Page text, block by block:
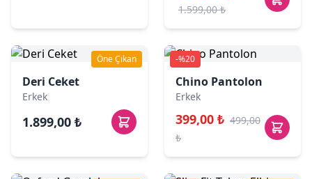
1.599,00 ₺
Öne Çıkan
Deri Ceket
Erkek
1.899,00 ₺
-%20
Chino Pantolon
Erkek
399,00 ₺ 499,00
₺